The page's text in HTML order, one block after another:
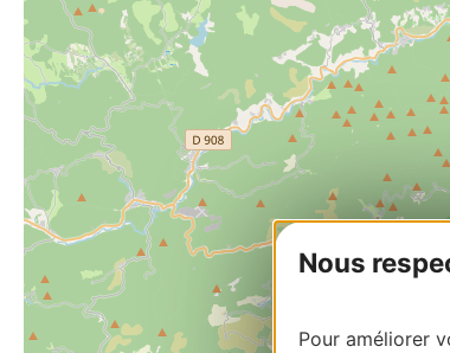
Nous
Pour améliorer